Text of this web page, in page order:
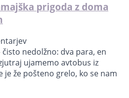
prigoda z doma
čisto nedolžno: dva para, en
ujamemo avtobus iz
je že pošteno grelo, ko se nam